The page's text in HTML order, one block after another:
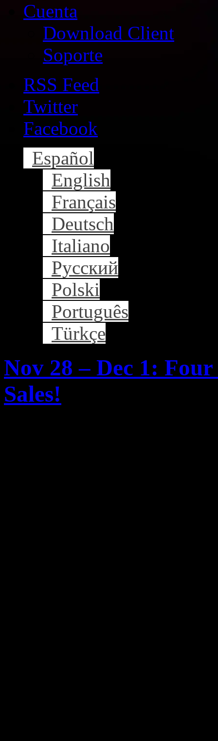
Cuenta
Download Client
Soporte
RSS Feed
Twitter
Facebook
Español
English
Français
Deutsch
Italiano
Русский
Polski
Português
Türkçe
Nov 28 – Dec 1:
Sales!